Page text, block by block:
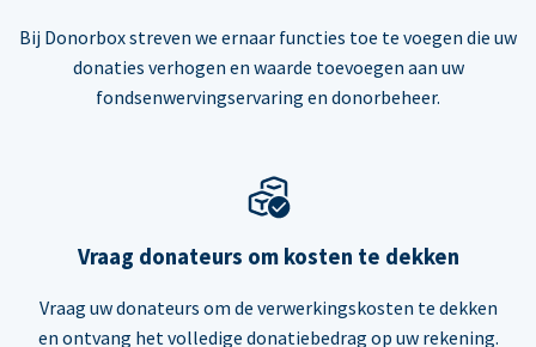
Bij Donorbox streven we ernaar functies toe te voegen die uw
donaties verhogen en waarde toevoegen aan uw
fondsenwervingservaring en donorbeheer.
Vraag donateurs om kosten te dekken
Vraag uw donateurs om de verwerkingskosten te dekken
en ontvang het volledige donatiebedrag op uw rekening.